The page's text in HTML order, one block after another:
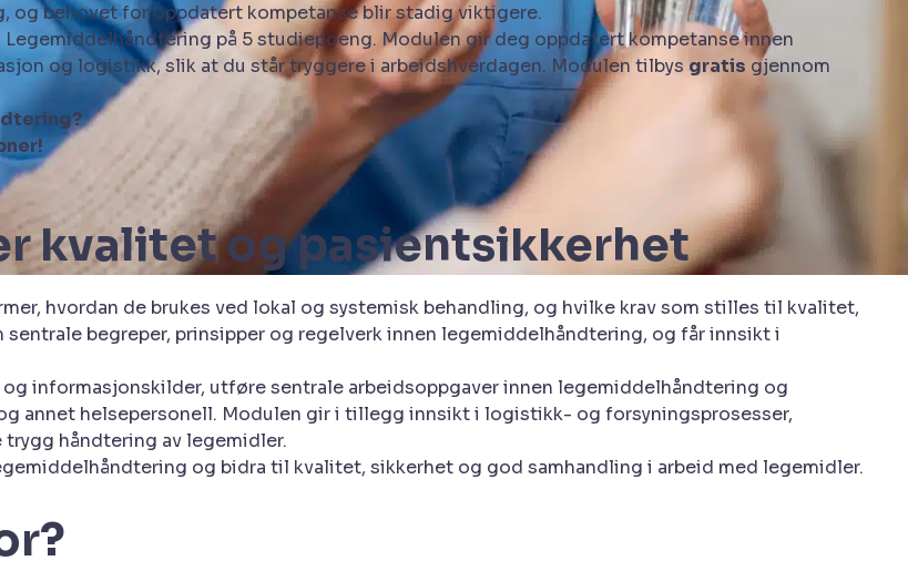
og behovet for oppdatert kompetanse blir stadig viktigere.
på 5 studiepoeng. Modulen gir deg oppdatert kompetanse innen
og logistikk, slik at du står tryggere i arbeidshverdagen. Modulen tilbys gratis gjennom
kvalitet og pasientsikkerhet
hvordan de brukes ved lokal og systemisk behandling, og hvilke krav som stilles til kvalitet,
begreper, prinsipper og regelverk innen legemiddelhåndtering, og får innsikt i
informasjonskilder, utføre sentrale arbeidsoppgaver innen legemiddelhåndtering og
annet helsepersonell. Modulen gir i tillegg innsikt i logistikk- og forsyningsprosesser,
håndtering av legemidler.
og bidra til kvalitet, sikkerhet og god samhandling i arbeid med legemidler.